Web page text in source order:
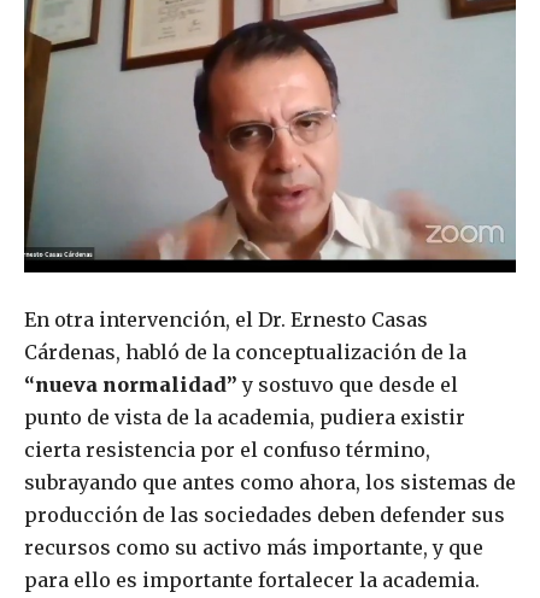
En otra intervención, el Dr. Ernesto Casas
Cárdenas, habló de la conceptualización de la
“nueva normalidad” y sostuvo que desde el
punto de vista de la academia, pudiera existir
cierta resistencia por el confuso término,
subrayando que antes como ahora, los sistemas de
producción de las sociedades deben defender sus
recursos como su activo más importante, y que
para ello es importante fortalecer la academia.